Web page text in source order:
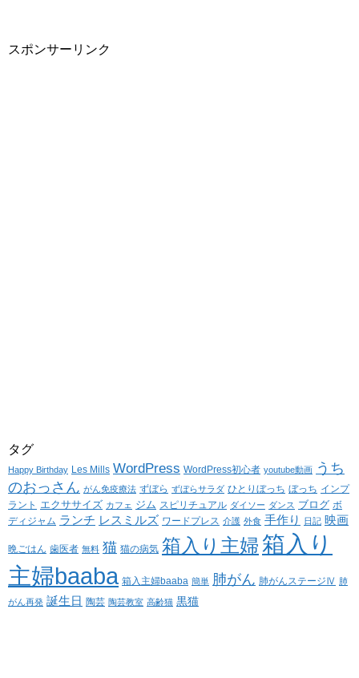
スポンサーリンク
タグ
Happy Birthday Les Mills WordPress WordPress初心者 youtube動画 うち
のおっさん がん免疫療法 ずぼら ずぼらサラダ ひとりぼっち ぼっち インプ
ラント エクササイズ カフェ ジム スピリチュアル ダイソー ダンス ブログ ボ
ディジャム ランチ レスミルズ ワードプレス 介護 外食 手作り 日記 映画
晩ごはん 歯医者 無料 猫 猫の病気 箱入り主婦箱入り
主婦baaba 箱入主婦baaba 簡単 肺がん 肺がんステージⅣ 肺
がん再発 誕生日 陶芸 陶芸教室 高齢猫 黒猫